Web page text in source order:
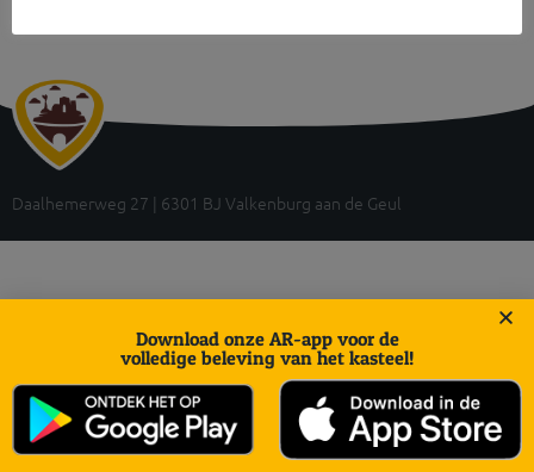
Daalhemerweg 27 | 6301 BJ Valkenburg aan de Geul
Download onze AR-app voor de
volledige beleving van het kasteel!